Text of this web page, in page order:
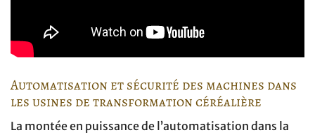
Automatisation et sécurité des machines dans
les usines de transformation céréalière
La montée en puissance de l’automatisation dans la